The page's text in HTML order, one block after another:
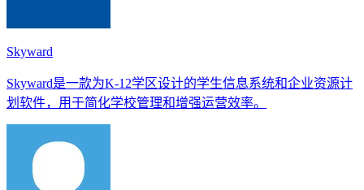
Skyward
Skyward是一款为K-12学区设计的学生信息系统和企业资源计
划软件，用于简化学校管理和增强运营效率。